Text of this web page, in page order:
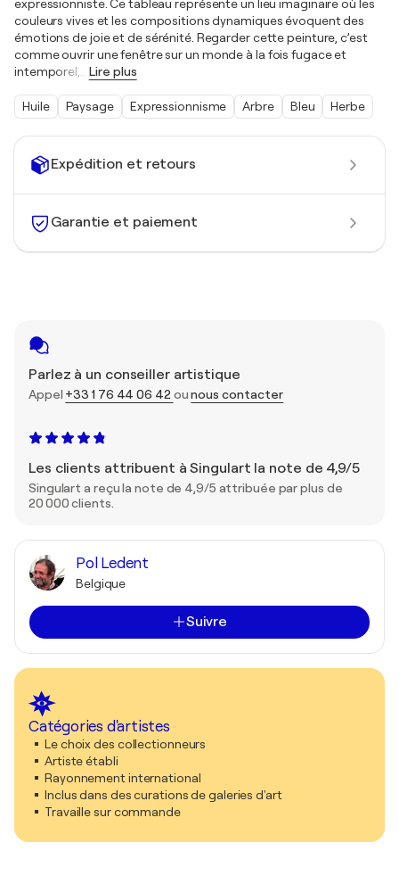
Expédition et retours
Garantie et paiement
Parlez à un conseiller artistique
Appel +33 1 76 44 06 42 ounous contacter
Les clients attribuent à Singulart la note de 4,9/5
Singulart a reçu la note de 4,9/5 attribuée par plus de
20 000 clients.
Pol Ledent
Belgique
Suivre
Catégories d'artistes
Le choix des collectionneurs
Artiste établi
Rayonnement international
Inclus dans des curations de galeries d'art
Travaille sur commande
expressionniste. Ce tableau représente un lieu imaginaire où les
couleurs vives et les compositions dynamiques évoquent des
émotions de joie et de sérénité. Regarder cette peinture, c’est
comme ouvrir une fenêtre sur un monde à la fois fugace et
intemporel,
Lire plus
Huile Paysage Expressionnisme Arbre Bleu Herbe